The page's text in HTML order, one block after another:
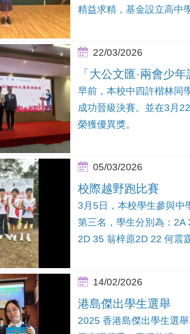
精益求精，基金設立高中
22/03/2026
「大公文匯·兩會少
早前，本校中四許楷林同
成功晉級決賽。並在3月
榮獲優異獎。
05/03/2026
校際越野跑比賽
3月5日，本校學生參與中
第三名，學生分別為：
2D 35 翁梓原2D 22 何震
14/02/2026
港島傑出學生選舉
2025 香港島傑出學生選